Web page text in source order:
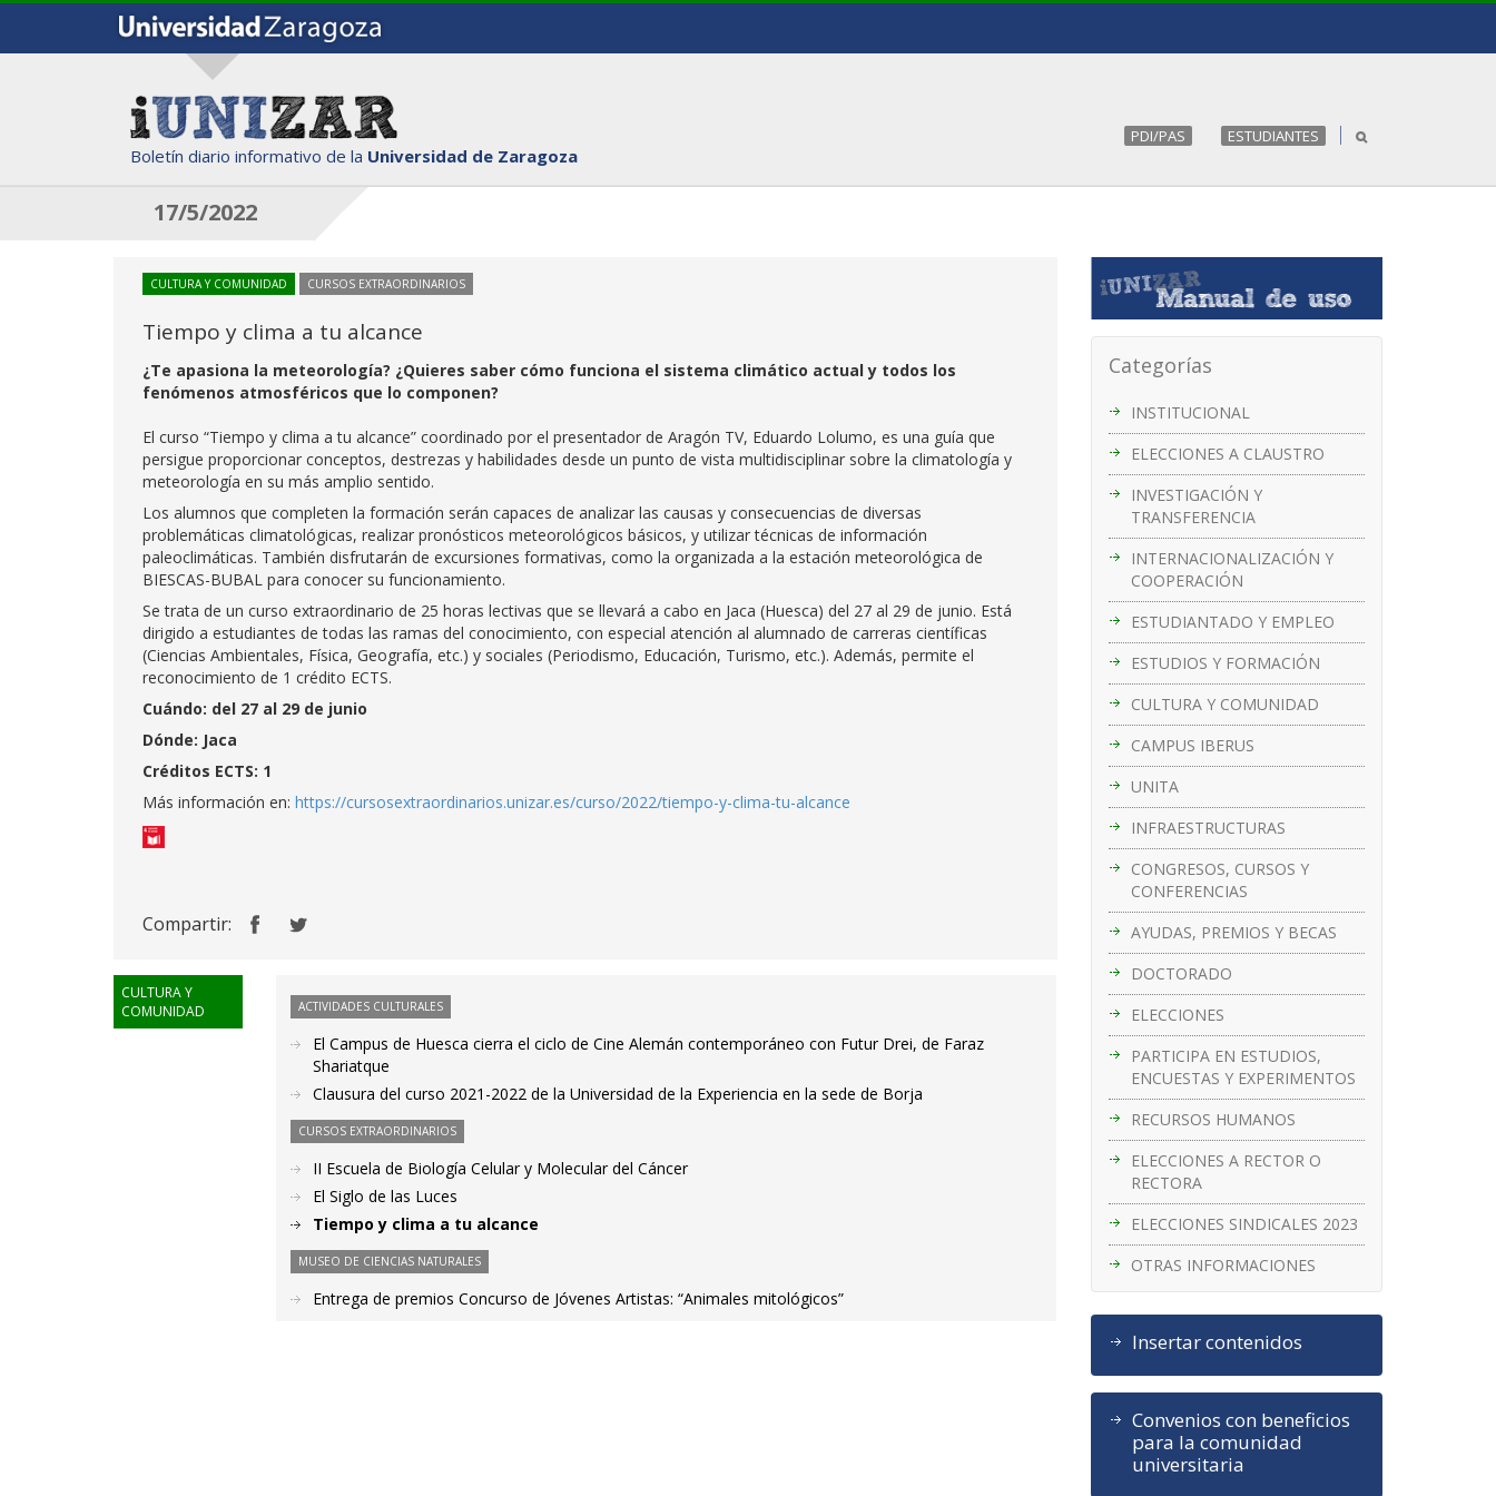
Boletín diario informativo de la Universidad de Zaragoza
PDI/PAS ESTUDIANTES
17/5/2022
Categorías
INSTITUCIONAL
ELECCIONES A CLAUSTRO
INVESTIGACIÓN Y
TRANSFERENCIA
INTERNACIONALIZACIÓN Y
COOPERACIÓN
ESTUDIANTADO Y EMPLEO
ESTUDIOS Y FORMACIÓN
CULTURA Y COMUNIDAD
CAMPUS IBERUS
UNITA
INFRAESTRUCTURAS
CONGRESOS, CURSOS Y
CONFERENCIAS
AYUDAS, PREMIOS Y BECAS
DOCTORADO
ELECCIONES
PARTICIPA EN ESTUDIOS,
ENCUESTAS Y EXPERIMENTOS
RECURSOS HUMANOS
ELECCIONES A RECTOR O
RECTORA
ELECCIONES SINDICALES 2023
OTRAS INFORMACIONES
Insertar contenidos
Convenios con beneficios
para la comunidad
universitaria
CULTURA Y COMUNIDAD CURSOS EXTRAORDINARIOS
Tiempo y clima a tu alcance
¿Te apasiona la meteorología? ¿Quieres saber cómo funciona el sistema climático actual y todos los
fenómenos atmosféricos que lo componen?
El curso “Tiempo y clima a tu alcance” coordinado por el presentador de Aragón TV, Eduardo Lolumo, es una guía que
persigue proporcionar conceptos, destrezas y habilidades desde un punto de vista multidisciplinar sobre la climatología y
meteorología en su más amplio sentido.
Los alumnos que completen la formación serán capaces de analizar las causas y consecuencias de diversas
problemáticas climatológicas, realizar pronósticos meteorológicos básicos, y utilizar técnicas de información
paleoclimáticas. También disfrutarán de excursiones formativas, como la organizada a la estación meteorológica de
BIESCAS-BUBAL para conocer su funcionamiento.
Se trata de un curso extraordinario de 25 horas lectivas que se llevará a cabo en Jaca (Huesca) del 27 al 29 de junio. Está
dirigido a estudiantes de todas las ramas del conocimiento, con especial atención al alumnado de carreras científicas
(Ciencias Ambientales, Física, Geografía, etc.) y sociales (Periodismo, Educación, Turismo, etc.). Además, permite el
reconocimiento de 1 crédito ECTS.
Cuándo: del 27 al 29 de junio
Dónde: Jaca
Créditos ECTS: 1
Más información en: https://cursosextraordinarios.unizar.es/curso/2022/tiempo-y-clima-tu-alcance
Compartir:
CULTURA Y
COMUNIDAD
ACTIVIDADES CULTURALES
El Campus de Huesca cierra el ciclo de Cine Alemán contemporáneo con Futur Drei, de Faraz
Shariatque
Clausura del curso 2021-2022 de la Universidad de la Experiencia en la sede de Borja
CURSOS EXTRAORDINARIOS
II Escuela de Biología Celular y Molecular del Cáncer
El Siglo de las Luces
Tiempo y clima a tu alcance
MUSEO DE CIENCIAS NATURALES
Entrega de premios Concurso de Jóvenes Artistas: “Animales mitológicos”